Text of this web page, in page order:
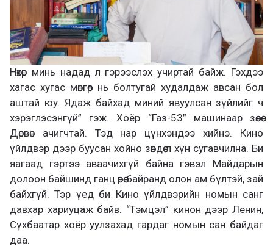
Нөхөр минь надад л гэрээслэх учиртай байж. Гэхдээ
хагас хугас мөнгөөр нь болтугай худалдаж авсан бол
аштай юу. Ядаж байхад миний явуулсан зүйлийг ч
хэрэглэсэнгүй” гэж. Хоёр “Газ-53” машинаар зөөлөө.
Дөрвөн ачигчтай. Тэд нар цүнхэндээ хийнэ. Кино
үйлдвэр дээр буусан хойно зөндөө л хүн сугавчилна. Би
яагаад гэртээ аваачихгүй байна гэвэл Майдарын
долоон байшинд ганц өрөө байранд олон ам бүлтэй, зай
байхгүй. Тэр үед би Кино үйлдвэрийн номын санг
давхар хариуцаж байв. “Тэмцэл” кинон дээр Ленин,
Сүхбаатар хоёр уулзахад гардаг номын сан байдаг
даа.